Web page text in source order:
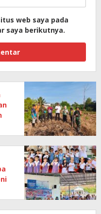
web saya pada
saya berikutnya.